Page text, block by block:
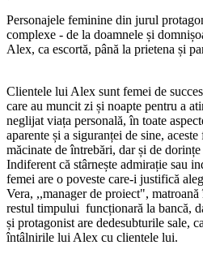
Personajele feminine din jurul
complexe - de la doamnele și
Alex, ca escortă, până la prietena și
Clientele lui Alex sunt femei de
care au muncit zi și noapte pentru a
neglijat viața personală, în toate
aparente și a siguranței de sine,
măcinate de întrebări, dar și de
Indiferent că stârnește admirație sau
femei are o poveste care-i justifică
Vera, ,,manager de proiect",
restul timpului funcționară la bancă,
și protagonist are dedesubturile sale,
întâlnirile lui Alex cu clientele lui.